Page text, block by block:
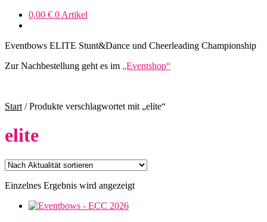
0,00 € 0 Artikel
Eventbows ELITE Stunt&Dance und Cheerleading Championship
Zur Nachbestellung geht es im „Eventshop“
Start /Produkte verschlagwortet mit „elite“
elite
Einzelnes Ergebnis wird angezeigt